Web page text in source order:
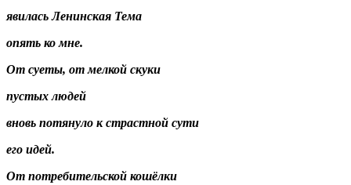
явилась Ленинская Тема
опять ко мне.
От суеты, от мелкой скуки
пустых людей
вновь потянуло к страстной сути
его идей.
От потребительской кошёлки